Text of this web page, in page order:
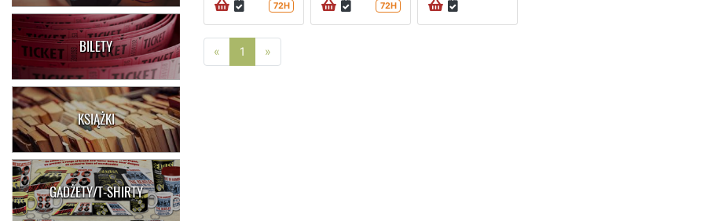
BILETY
KSIĄŻKI
GADŻETY/T-SHIRTY
72H 72H
« Poprzednia strona
1 »